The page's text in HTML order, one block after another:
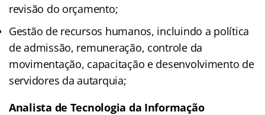
revisão do orçamento;
Gestão de recursos humanos, incluindo a política
de admissão, remuneração, controle da
movimentação, capacitação e desenvolvimento de
servidores da autarquia;
Analista de Tecnologia da Informação